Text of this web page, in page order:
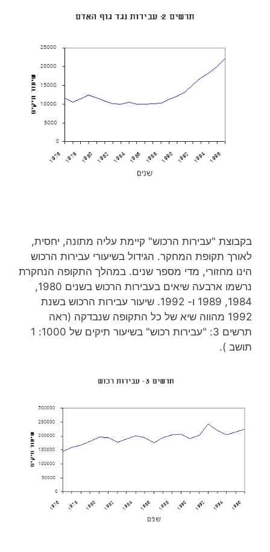
בקבוצת "עבירות הרכוש" קיימת עליה מתונה, יחסית,
לאורך תקופת המחקר. הגידול בשיעורי עבירות הרכוש
הינו מחזורי, מדי מספר שנים. במהלך התקופה הנחקרת
נרשמו ארבעה שיאים בעבירות הרכוש בשנים 1980,
1984, 1989 ו- 1992. שיעור עבירות הרכוש בשנת
1992 מהווה שיא של כל התקופה שנבדקה (ראה
תרשים 3: "עבירות רכוש" בשיעור תיקים של 1000: 1
תושב ).